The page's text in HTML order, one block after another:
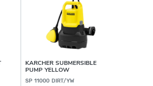
KARCHER SUBMERSIBLE
PUMP YELLOW
SP 11000 DIRT/YW